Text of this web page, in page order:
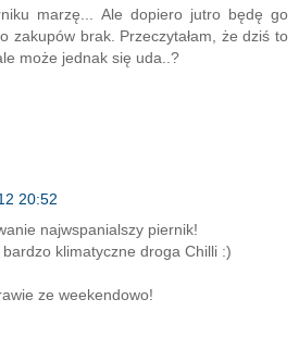
marzę... Ale dopiero jutro będę go
zakupów brak. Przeczytałam, że dziś to
może jednak się uda..?
20:52
najwspanialszy piernik!
klimatyczne droga Chilli :)
ze weekendowo!